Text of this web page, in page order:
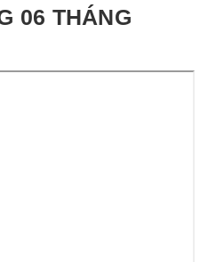
06 THÁNG